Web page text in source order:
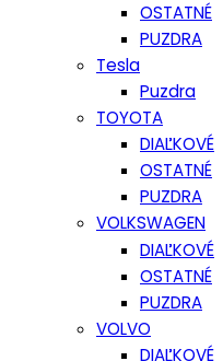
OSTATNÉ
PUZDRA
Tesla
Puzdra
TOYOTA
DIAĽKOVÉ
OSTATNÉ
PUZDRA
VOLKSWAGEN
DIAĽKOVÉ
OSTATNÉ
PUZDRA
VOLVO
DIAĽKOVÉ